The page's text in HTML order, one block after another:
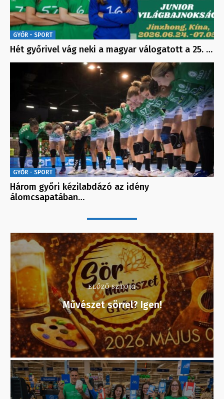
GYŐR - SPORT
Hét győrivel vág neki a magyar válogatott a 25. …
GYŐR - SPORT
Három győri kézilabdázó az idény
álomcsapatában…
ELŐZŐ SZTORI
Művészet sörrel? Igen!